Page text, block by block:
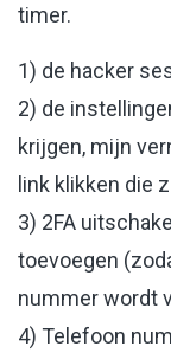
timer.
1) de hacker
2) de
krijgen, mijn
link klikken die
3) 2FA
toevoegen
nummer wordt
4) Telefoon